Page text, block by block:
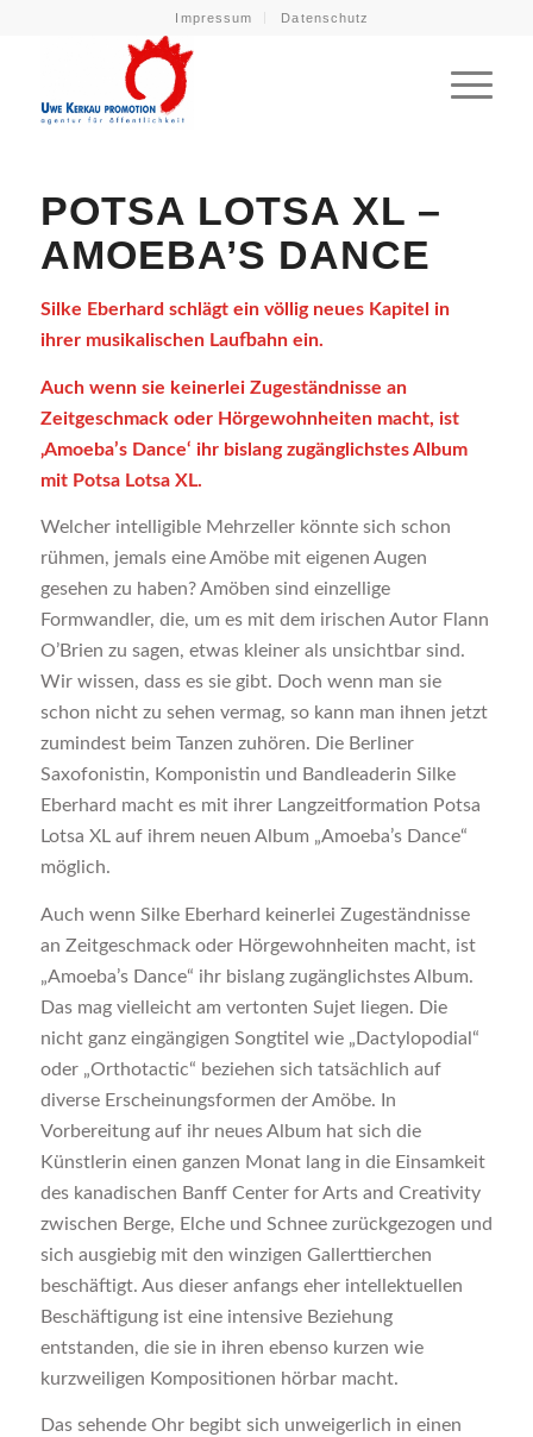
Impressum Datenschutz
POTSA LOTSA XL –
AMOEBA’S DANCE
Silke Eberhard schlägt ein völlig neues Kapitel in
ihrer musikalischen Laufbahn ein.
Auch wenn sie keinerlei Zugeständnisse an
Zeitgeschmack oder Hörgewohnheiten macht, ist
‚Amoeba’s Dance‘ ihr bislang zugänglichstes Album
mit Potsa Lotsa XL.
Welcher intelligible Mehrzeller könnte sich schon
rühmen, jemals eine Amöbe mit eigenen Augen
gesehen zu haben? Amöben sind einzellige
Formwandler, die, um es mit dem irischen Autor Flann
O’Brien zu sagen, etwas kleiner als unsichtbar sind.
Wir wissen, dass es sie gibt. Doch wenn man sie
schon nicht zu sehen vermag, so kann man ihnen jetzt
zumindest beim Tanzen zuhören. Die Berliner
Saxofonistin, Komponistin und Bandleaderin Silke
Eberhard macht es mit ihrer Langzeitformation Potsa
Lotsa XL auf ihrem neuen Album „Amoeba’s Dance“
möglich.
Auch wenn Silke Eberhard keinerlei Zugeständnisse
an Zeitgeschmack oder Hörgewohnheiten macht, ist
„Amoeba’s Dance“ ihr bislang zugänglichstes Album.
Das mag vielleicht am vertonten Sujet liegen. Die
nicht ganz eingängigen Songtitel wie „Dactylopodial“
oder „Orthotactic“ beziehen sich tatsächlich auf
diverse Erscheinungsformen der Amöbe. In
Vorbereitung auf ihr neues Album hat sich die
Künstlerin einen ganzen Monat lang in die Einsamkeit
des kanadischen Banff Center for Arts and Creativity
zwischen Berge, Elche und Schnee zurückgezogen und
sich ausgiebig mit den winzigen Gallerttierchen
beschäftigt. Aus dieser anfangs eher intellektuellen
Beschäftigung ist eine intensive Beziehung
entstanden, die sie in ihren ebenso kurzen wie
kurzweiligen Kompositionen hörbar macht.
Das sehende Ohr begibt sich unweigerlich in einen